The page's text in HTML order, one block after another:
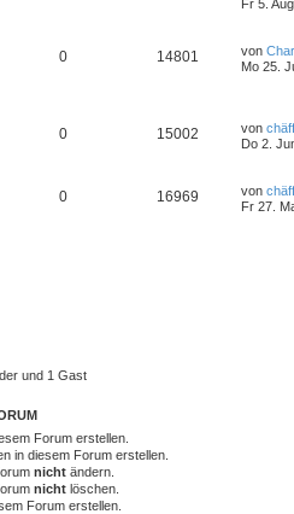
Fr 5.
0 14801 von
Mo 25.
0 15002 von
Do 2.
0 16969 von
Fr 27.
und 1 Gast
Forum erstellen.
in diesem Forum erstellen.
nicht ändern.
nicht löschen.
Forum erstellen.